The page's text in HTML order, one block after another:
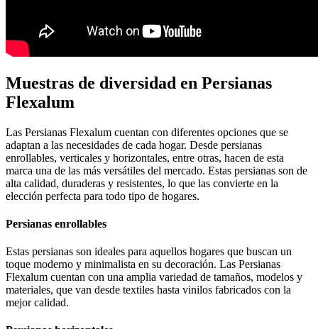
Muestras de diversidad en Persianas
Flexalum
Las Persianas Flexalum cuentan con diferentes opciones que se
adaptan a las necesidades de cada hogar. Desde persianas
enrollables, verticales y horizontales, entre otras, hacen de esta
marca una de las más versátiles del mercado. Estas persianas son de
alta calidad, duraderas y resistentes, lo que las convierte en la
elección perfecta para todo tipo de hogares.
Persianas enrollables
Estas persianas son ideales para aquellos hogares que buscan un
toque moderno y minimalista en su decoración. Las Persianas
Flexalum cuentan con una amplia variedad de tamaños, modelos y
materiales, que van desde textiles hasta vinilos fabricados con la
mejor calidad.